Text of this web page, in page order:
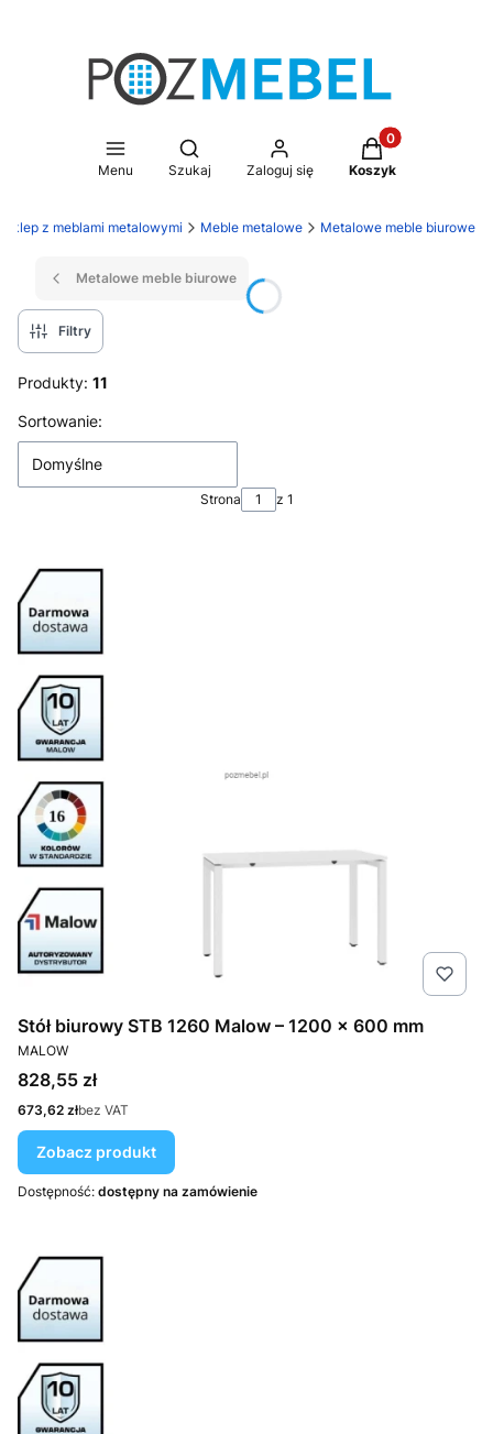
Menu
Otwórz wyszukiwarkę
Szukaj Zaloguj się
Produkty w
Koszyk
sklep z meblami metalowymi Meble metalowe Metalowe meble biurowe
Metalowe meble biurowe
Filtry
Produkty: 11
Lista produktów
Sortowanie:
Domyślne
Strona z 1
Stół biurowy STB 1260 Malow – 1200 × 600 mm
PRODUCENT
MALOW
Cena
828,55 zł
Cena
673,62 złbez VAT
Zobacz produkt
Dostępność: dostępny na zamówienie